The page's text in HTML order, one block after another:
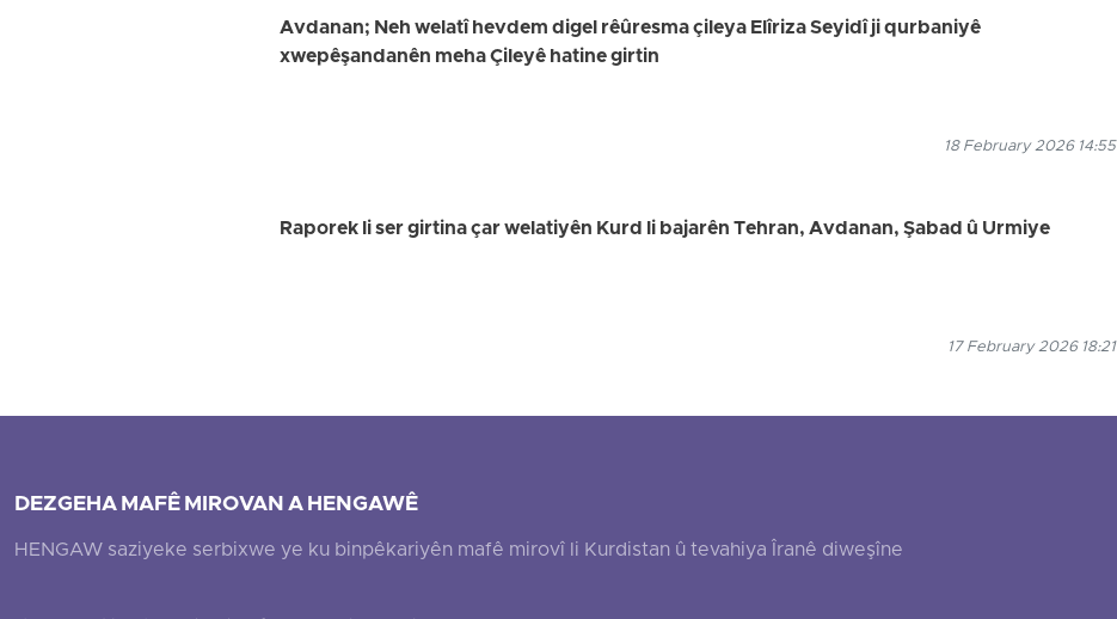
Avdanan; Neh welatî hevdem digel rêûresma çileya Elîriza Seyidî ji qurbaniyê
xwepêşandanên meha Çileyê hatine girtin
18 February 2026 14:55
Raporek li ser girtina çar welatiyên Kurd li bajarên Tehran, Avdanan, Şabad û Urmiye
17 February 2026 18:21
DEZGEHA MAFÊ MIROVAN A HENGAWÊ
HENGAW saziyeke serbixwe ye ku binpêkariyên mafê mirovî li Kurdistan û tevahiya Îranê diweşîne